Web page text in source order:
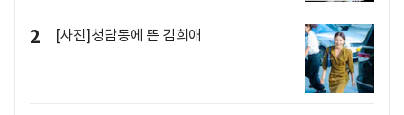
2 [사진]청담동에 뜬 김희애